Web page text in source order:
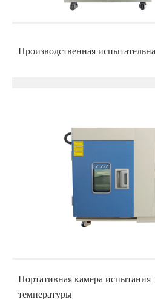
Производственная
Портативная камера испытания
температуры